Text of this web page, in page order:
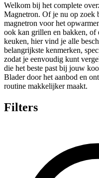
Welkom bij het complete
Magnetron. Of je nu op zoek
magnetron voor het
ook kan grillen en bakken, of
keuken, hier vind je alle
belangrijkste kenmerken,
zodat je eenvoudig kunt
die het beste past bij jouw
Blader door het aanbod en
routine makkelijker maakt.
Filters